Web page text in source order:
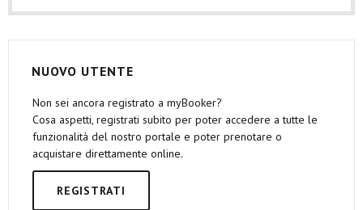
NUOVO UTENTE
Non sei ancora registrato a myBooker?
Cosa aspetti, registrati subito per poter accedere a tutte le
funzionalità del nostro portale e poter prenotare o
acquistare direttamente online.
REGISTRATI